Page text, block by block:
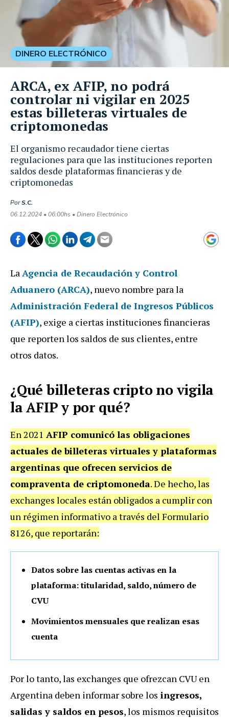
El organismo recaudador tiene ciertas
regulaciones para que las instituciones reporten
saldos desde plataformas financieras y de
criptomonedas
PorS.C.
06.12.2024 • 06:00hs • Dinero Electrónico
DINERO ELECTRÓNICO
ARCA, ex AFIP, no podrá
controlar ni vigilar en 2025
estas billeteras virtuales de
criptomonedas
LaAgencia de Recaudación y Control
Aduanero (ARCA), nuevo nombre para la
Administración Federal de Ingresos Públicos
(AFIP), exige a ciertas instituciones financieras
que reporten los saldos de sus clientes, entre
otros datos.
¿Qué billeteras cripto no vigila
la AFIP y por qué?
En 2021 AFIP comunicó las obligaciones
actuales de billeteras virtuales y plataformas
argentinas que ofrecen servicios de
compraventa de criptomoneda. De hecho, las
exchanges locales están obligados a cumplir con
un régimen informativo a través del Formulario
8126, que reportarán:
Datos sobre las cuentas activas en la
plataforma: titularidad, saldo, número de
CVU
Movimientos mensuales que realizan esas
cuenta
Por lo tanto, las exchanges que ofrezcan CVU en
Argentina deben informar sobre los ingresos,
salidas y saldos en pesos, los mismos requisitos